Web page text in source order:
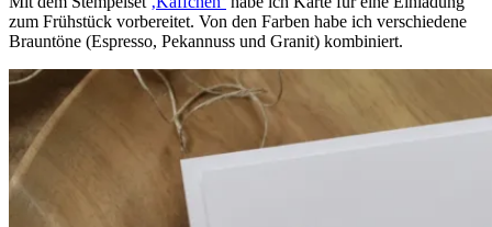
zum Frühstück vorbereitet. Von den Farben habe ich verschiedene
Brauntöne (Espresso, Pekannuss und Granit) kombiniert.